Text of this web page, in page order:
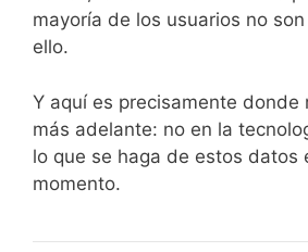
mayoría de los usuarios no
ello.
Y aquí es precisamente donde
más adelante: no en la
lo que se haga de estos datos
momento.